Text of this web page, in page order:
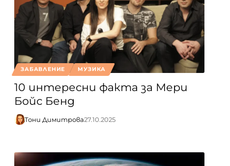
ЗАБАВЛЕНИЕ МУЗИКА
10 интересни факта за Мери
Бойс Бенд
Тони Димитрова27.10.2025